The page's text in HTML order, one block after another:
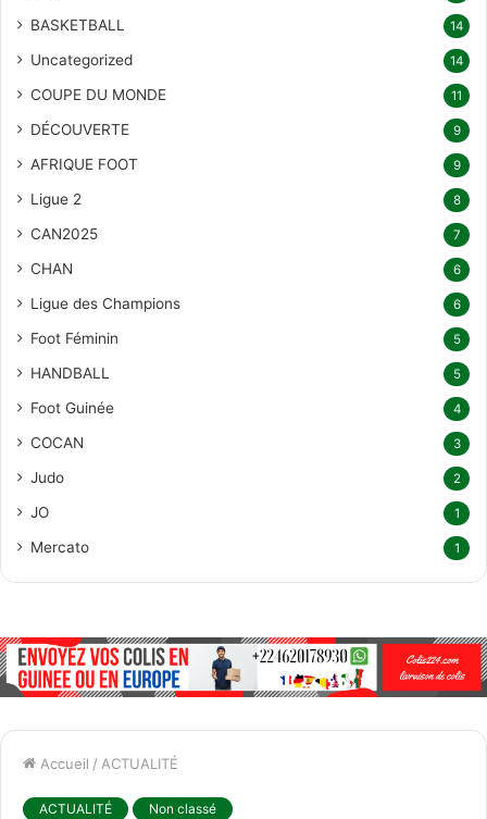
BASKETBALL 14
Uncategorized 14
COUPE DU MONDE 11
DÉCOUVERTE 9
AFRIQUE FOOT 9
Ligue 2 8
CAN2025 7
CHAN 6
Ligue des Champions 6
Foot Féminin 5
HANDBALL 5
Foot Guinée 4
COCAN 3
Judo 2
JO 1
Mercato 1